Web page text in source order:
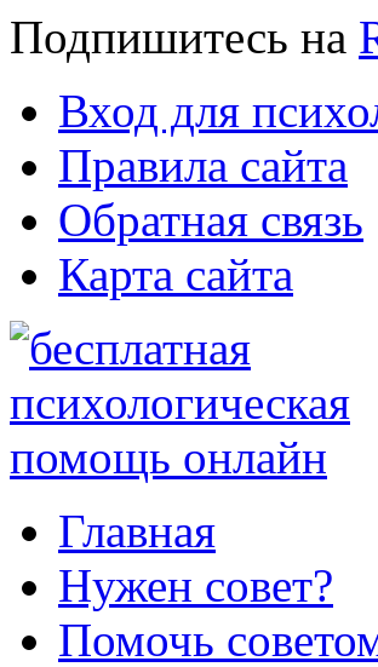
Подпишитесь на
Вход для
Правила сайта
Обратная связь
Карта сайта
Главная
Нужен совет?
Помочь